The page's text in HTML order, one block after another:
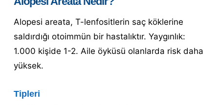
Alopesi areata, T-lenfositlerin saç köklerine
saldırdığı otoimmün bir hastalıktır. Yaygınlık:
1.000 kişide 1-2. Aile öyküsü olanlarda risk daha
yüksek.
Tipleri